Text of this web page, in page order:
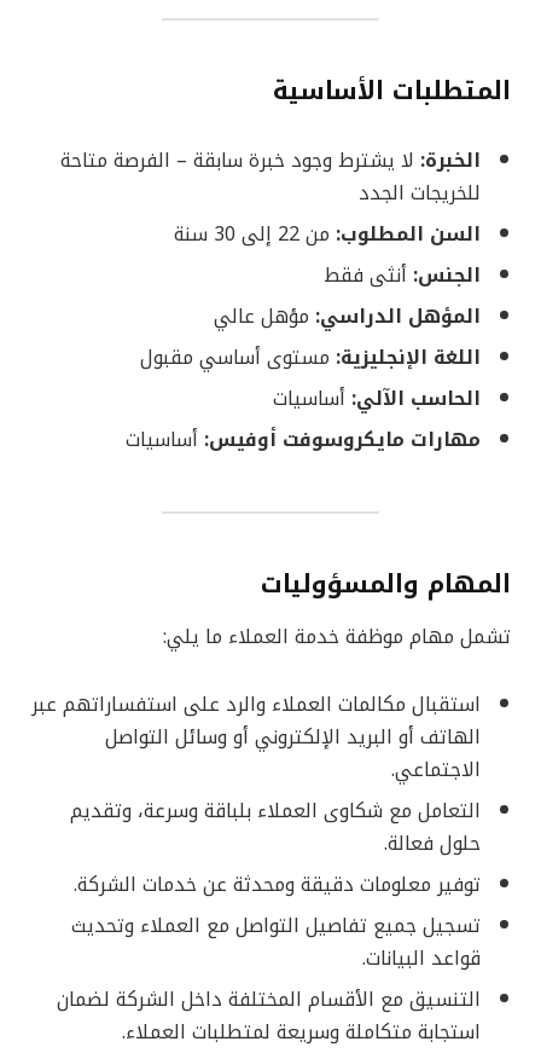
المتطلبات الأساسية
الخبرة: لا يشترط وجود خبرة سابقة – الفرصة متاحة
للخريجات الجدد
السن المطلوب: من 22 إلى 30 سنة
الجنس: أنثى فقط
المؤهل الدراسي: مؤهل عالي
اللغة الإنجليزية: مستوى أساسي مقبول
الحاسب الآلي: أساسيات
مهارات مايكروسوفت أوفيس: أساسيات
المهام والمسؤوليات
تشمل مهام موظفة خدمة العملاء ما يلي:
استقبال مكالمات العملاء والرد على استفساراتهم عبر
الهاتف أو البريد الإلكتروني أو وسائل التواصل
الاجتماعي.
التعامل مع شكاوى العملاء بلباقة وسرعة، وتقديم
حلول فعالة.
توفير معلومات دقيقة ومحدثة عن خدمات الشركة.
تسجيل جميع تفاصيل التواصل مع العملاء وتحديث
قواعد البيانات.
التنسيق مع الأقسام المختلفة داخل الشركة لضمان
استجابة متكاملة وسريعة لمتطلبات العملاء.